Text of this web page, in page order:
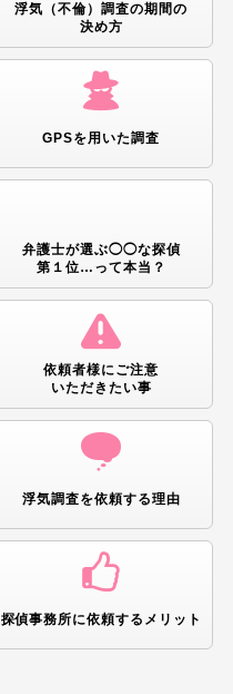
浮気（不倫）調査の期間の
決め方
GPSを用いた調査
弁護士が選ぶ◯◯な探偵
第１位…って本当？
依頼者様にご注意
いただきたい事
浮気調査を依頼する理由
探偵事務所に依頼する メリット